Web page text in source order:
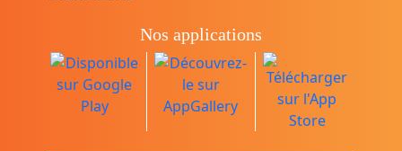
Nos applications